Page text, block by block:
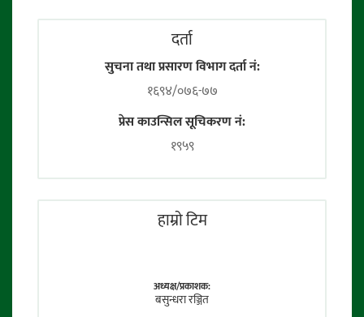
दर्ता
सुचना तथा प्रसारण विभाग दर्ता नं:
१६९४/०७६-७७
प्रेस काउन्सिल सूचिकरण नं:
१९५९
हाम्राे टिम
अध्यक्ष/प्रकाशक:
बसुन्धरा रञ्जित